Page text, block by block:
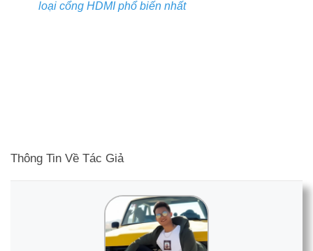
loại cổng HDMI phổ biến nhất
Thông Tin Về Tác Giả